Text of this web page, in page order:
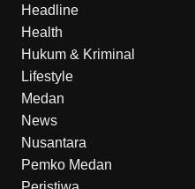
Headline
Health
Hukum & Kriminal
Lifestyle
Medan
News
Nusantara
Pemko Medan